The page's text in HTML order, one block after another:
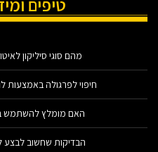
טיפים
מהם סוגי סיליקון
חיפוי לפרגולה באמצעות
האם מומלץ להשתמש
הבדיקות שחשוב